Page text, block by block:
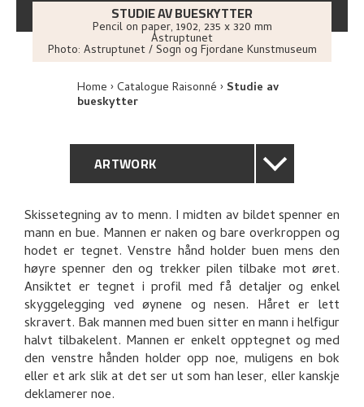
STUDIE AV BUESKYTTER
Pencil on paper, 1902, 235 x 320 mm
Astruptunet
Photo: Astruptunet / Sogn og Fjordane Kunstmuseum
Home Catalogue Raisonné Studie av
bueskytter
ARTWORK
GENERAL DESCRIPTION
TECHNICAL DESCRIPTION
PROVENANCE
EXPLORE
Skissetegning av to menn. I midten av bildet spenner en
mann en bue. Mannen er naken og bare overkroppen og
hodet er tegnet. Venstre hånd holder buen mens den
høyre spenner den og trekker pilen tilbake mot øret.
Ansiktet er tegnet i profil med få detaljer og enkel
skyggelegging ved øynene og nesen. Håret er lett
skravert. Bak mannen med buen sitter en mann i helfigur
halvt tilbakelent. Mannen er enkelt opptegnet og med
den venstre hånden holder opp noe, muligens en bok
eller et ark slik at det ser ut som han leser, eller kanskje
deklamerer noe.